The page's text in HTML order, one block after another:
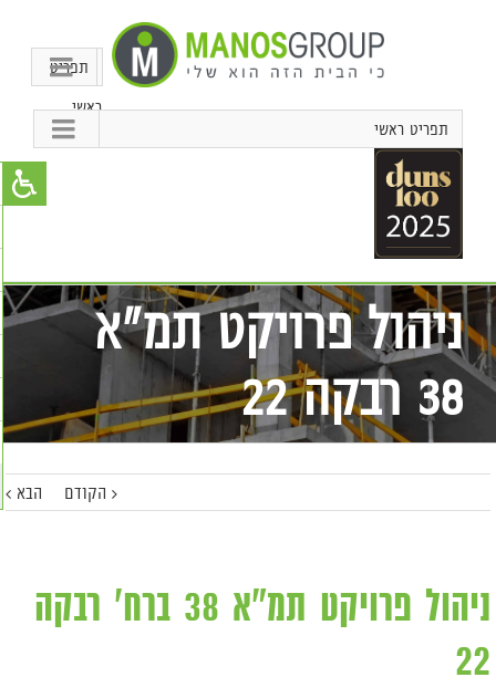
תפריט
ראשי
תפריט ראשי
ניהול פרויקט תמ"א
38 רבקה 22
הקודם הבא
ניהול פרויקט תמ"א 38 ברח' רבקה
22